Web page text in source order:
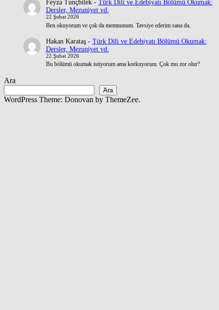
Feyza Tunçbilek- Türk Dili ve Edebiyatı Bölümü Okumak:
Dersler, Mezuniyet vd.
22 Şubat 2026
Ben okuyorum ve çok da memnunum. Tavsiye ederim sana da.
Hakan Karataş- Türk Dili ve Edebiyatı Bölümü Okumak:
Dersler, Mezuniyet vd.
22 Şubat 2026
Bu bölümü okumak istiyorum ama korkuyorum. Çok mu zor olur?
Ara
Ara
WordPress Theme: Donovan by ThemeZee.